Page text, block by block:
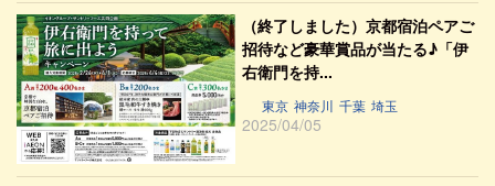
（終了しました）京都宿泊ペアご
招待など豪華賞品が当たる♪「伊
右衛門を持...
東京 神奈川 千葉 埼玉
2025/04/05